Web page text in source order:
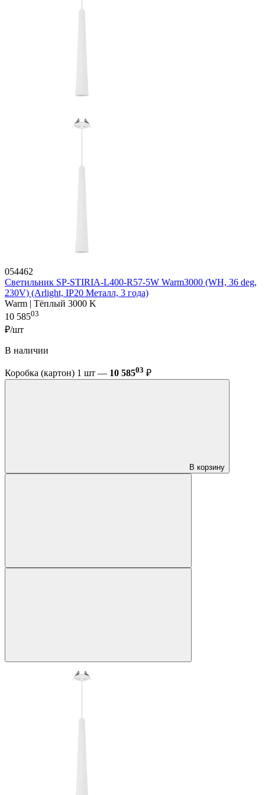
054462
Светильник SP-STIRIA-L400-R57-5W Warm3000 (WH, 36 deg,
230V) (Arlight, IP20 Металл, 3 года)
Warm | Тёплый 3000 K
10 58503
₽/шт
В наличии
Коробка (картон) 1 шт — 10 58503 ₽
В корзину